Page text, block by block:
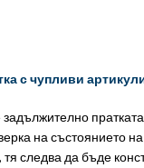
с чупливи
на състоянието
следва да бъде